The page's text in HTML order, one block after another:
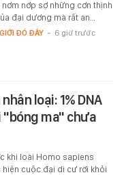
nơm nớp sợ những cơn thịnh
đại dương mà rất an…
ĐÓ ĐÂY - 6 giờ trước
loại: 1% DNA
ma" chưa
khi loài Homo sapiens
hiện cuộc đại di cư rời khỏi